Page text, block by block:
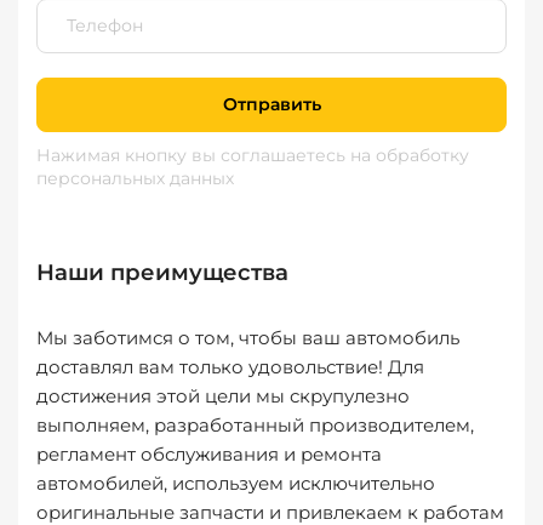
Отправить
Нажимая кнопку вы соглашаетесь на обработку
персональных данных
Наши преимущества
Мы заботимся о том, чтобы ваш автомобиль
доставлял вам только удовольствие! Для
достижения этой цели мы скрупулезно
выполняем, разработанный производителем,
регламент обслуживания и ремонта
автомобилей, используем исключительно
оригинальные запчасти и привлекаем к работам